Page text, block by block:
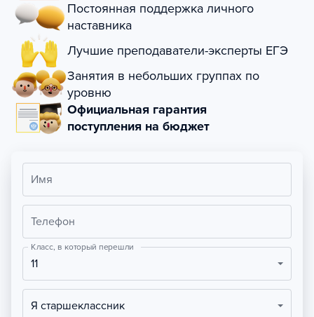
Постоянная поддержка личного
наставника
Лучшие преподаватели-эксперты ЕГЭ
Занятия в небольших группах по
уровню
Официальная гарантия
поступления на бюджет
Имя
Телефон
Класс, в который перешли
11
Я старшеклассник